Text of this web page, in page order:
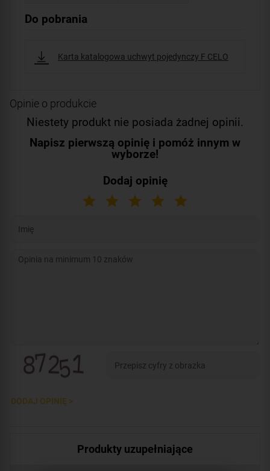
Do pobrania
Karta katalogowa uchwyt pojedynczy F CELO
Opinie o produkcie
Niestety produkt nie posiada żadnej opinii.
Napisz pierwszą opinię i pomóż innym w
wyborze!
Dodaj opinię
DODAJ OPINIĘ >
Produkty uzupełniające